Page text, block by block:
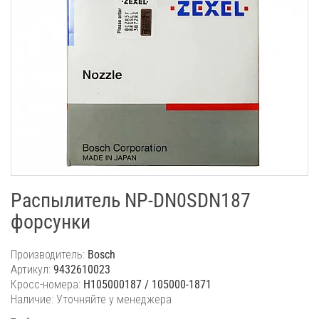
Распылитель NP-DN0SDN187
форсунки
Производитель: Bosch
Артикул: 9432610023
Кросс-номера: H105000187 / 105000-1871
Наличие: Уточняйте у менеджера